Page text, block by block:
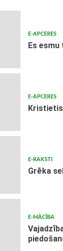
E-APCERES
Es esmu
E-APCERES
E-RAKSTI
Grēka
E-MĀCĪBA